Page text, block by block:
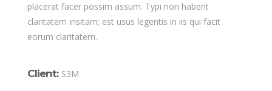
placerat facer possim assum. Typi non habent
claritatem insitam; est usus legentis in iis qui facit
eorum claritatem.
Client: S3M